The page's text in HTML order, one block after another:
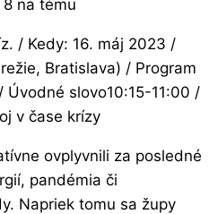
na tému
/ Kedy: 16. máj 2023 /
Bratislava) / Program
slovo10:15-11:00 /
v čase krízy
ovplyvnili za posledné
pandémia či
Napriek tomu sa župy